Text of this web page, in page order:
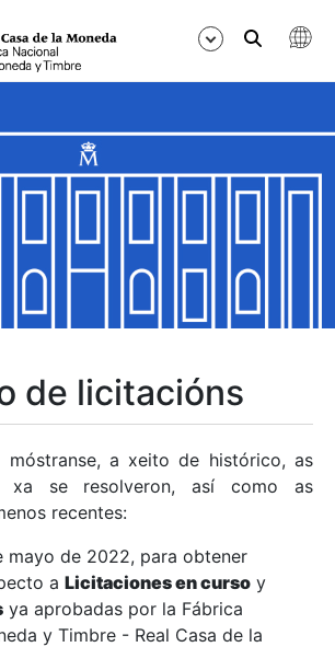
de licitacións
móstranse, a xeito de histórico, as
xa se resolveron, así como as
recentes:
mayo de 2022, para obtener
a Licitaciones en curso y
ya aprobadas por la Fábrica
y Timbre - Real Casa de la